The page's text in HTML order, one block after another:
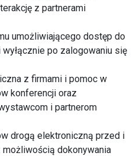
z partnerami
umożliwiającego dostęp do
po zalogowaniu się
z firmami i pomoc w
konferencji oraz
i partnerom
drogą elektroniczną przed i
dokonywania